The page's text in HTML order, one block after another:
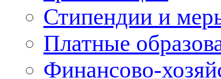
Стипендии и
Платные
Финансово-